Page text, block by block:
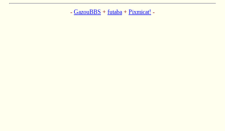
- GazouBBS + futaba + Pixmicat! -